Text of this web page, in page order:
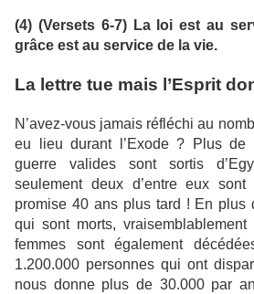
(4) (Versets 6-7) La loi est au
grâce est au service de la vie.
La lettre tue mais l’Esprit
N’avez-vous jamais réfléchi au
eu lieu durant l’Exode ? Plus de
guerre valides sont sortis
seulement deux d’entre eux
promise 40 ans plus tard ! En plus
qui sont morts,
femmes sont également
1.200.000 personnes qui ont
nous donne plus de 30.000 par